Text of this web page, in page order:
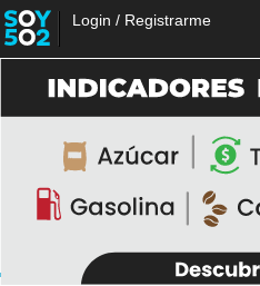
Login / Registrarme